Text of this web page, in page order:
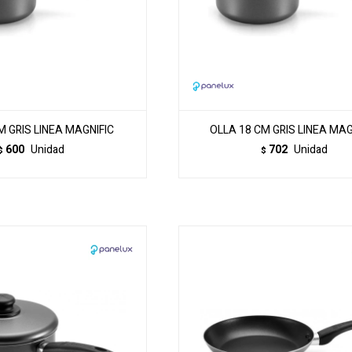
GRIS LINEA MAGNIFIC
600 Unidad
OLLA 18 CM GRIS LINEA
$ 702 Unidad